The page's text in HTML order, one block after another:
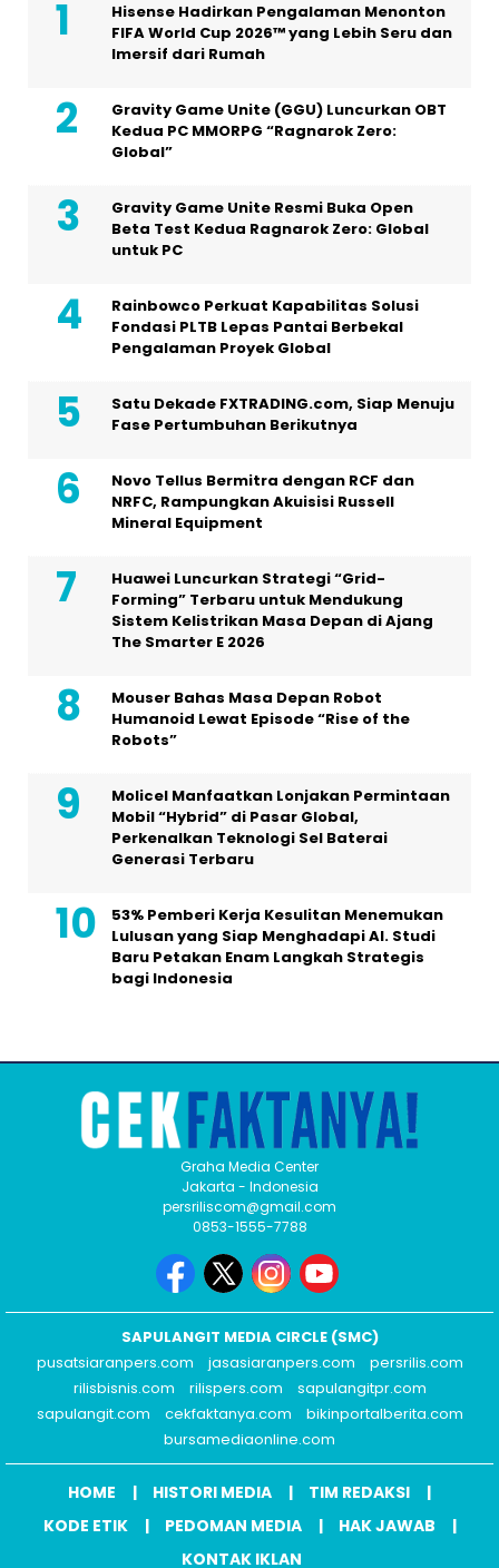
Hisense Hadirkan Pengalaman Menonton
FIFA World Cup 2026™ yang Lebih Seru dan
Imersif dari Rumah
Gravity Game Unite (GGU) Luncurkan OBT
Kedua PC MMORPG “Ragnarok Zero:
Global”
Gravity Game Unite Resmi Buka Open
Beta Test Kedua Ragnarok Zero: Global
untuk PC
Rainbowco Perkuat Kapabilitas Solusi
Fondasi PLTB Lepas Pantai Berbekal
Pengalaman Proyek Global
Satu Dekade FXTRADING.com, Siap Menuju
Fase Pertumbuhan Berikutnya
Novo Tellus Bermitra dengan RCF dan
NRFC, Rampungkan Akuisisi Russell
Mineral Equipment
Huawei Luncurkan Strategi “Grid-
Forming” Terbaru untuk Mendukung
Sistem Kelistrikan Masa Depan di Ajang
The Smarter E 2026
Mouser Bahas Masa Depan Robot
Humanoid Lewat Episode “Rise of the
Robots”
Molicel Manfaatkan Lonjakan Permintaan
Mobil “Hybrid” di Pasar Global,
Perkenalkan Teknologi Sel Baterai
Generasi Terbaru
53% Pemberi Kerja Kesulitan Menemukan
Lulusan yang Siap Menghadapi AI. Studi
Baru Petakan Enam Langkah Strategis
bagi Indonesia
Graha Media Center
Jakarta - Indonesia
persriliscom@gmail.com
0853-1555-7788
SAPULANGIT MEDIA CIRCLE (SMC)
pusatsiaranpers.com
jasasiaranpers.com
persrilis.com
rilisbisnis.com
rilispers.com
sapulangitpr.com
sapulangit.com
cekfaktanya.com
bikinportalberita.com
bursamediaonline.com
HOME HISTORI MEDIA
TIM REDAKSI
KODE ETIK
PEDOMAN MEDIA
HAK JAWAB
KONTAK IKLAN